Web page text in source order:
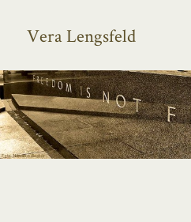
Vera Lengsfeld